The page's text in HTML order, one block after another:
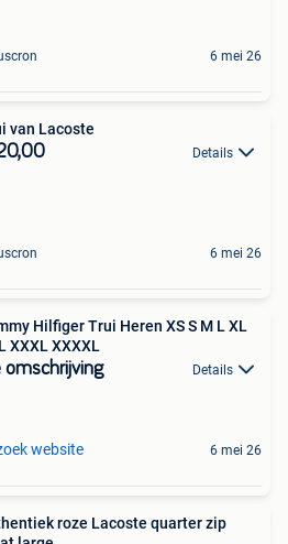
6 mei 26
van Lacoste
Details
6 mei 26
Hilfiger Trui Heren XS S M L XL
XXXL XXXXL
omschrijving Details
website 6 mei 26
roze Lacoste quarter zip